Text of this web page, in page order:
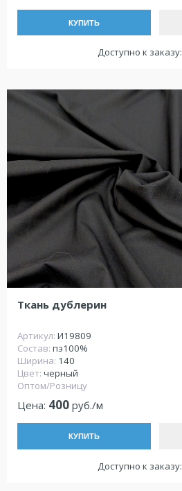
КУПИТЬ
Доступно к
Ткань дублерин
Артикул: И19809
Состав: пэ100%
Ширина: 140
Цвет: черный
Оптом/Розницу
Цена: 400 руб./м
КУПИТЬ
Доступно к